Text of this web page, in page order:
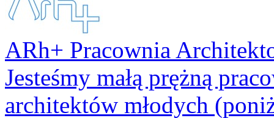
ARh+ Pracownia
Jesteśmy małą prężną
architektów młodych